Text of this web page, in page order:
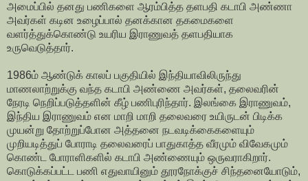
அமைப்பில் தனது பணிகளை ஆரம்பித்த தளபதி கடாபி அண்ணா
அவர்கள் கடின உழைப்பால் தனக்கான தகமைகளை
வளர்த்துக்கொண்டு உயரிய இராணுவத் தளபதியாக
உருவெடுத்தார்.
1986ம் ஆண்டுக் காலப் பகுதியில் இந்தியாவிலிருந்து
மாணலாற்றுக்கு வந்த கடாபி அண்ணை அவர்கள், தலைவரின்
நேரடி நெறிப்படுத்தளின் கீழ் பணிபுரிந்தார். இலங்கை இராணுவம்,
இந்திய இராணுவம் என மாறி மாறி தலைவரை உயிருடன் பிடிக்க
முயன்று தோற்றுப்போன அத்தனை நடவடிக்கைகளையும்
முறியடித்துப் போராடி தலைவரைப் பாதுகாத்த வீரமும் விவேகமும்
கொண்ட போராளிகளில் கடாபி அண்ணையும் ஒருவராகிறார்.
கொடுக்கப்பட்ட பணி எதுவாயினும் தூரநோக்குச் சிந்தனையோடும்,